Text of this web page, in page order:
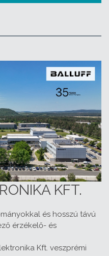
KFT.
és hosszú távú
érzékelő- és
Kft. veszprémi